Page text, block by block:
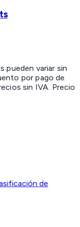
pueden variar sin
por pago de
sin IVA. Precio
de